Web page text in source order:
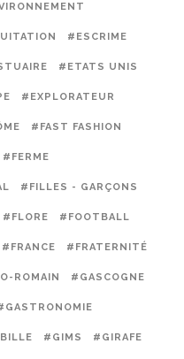
#ESCRIME
#ETATS UNIS
#EXPLORATEUR
#FAST FASHION
#FERME
#FILLES - GARÇONS
#FLORE #FOOTBALL
#FRANCE #FRATERNITÉ
ROMAIN #GASCOGNE
#GIMS #GIRAFE